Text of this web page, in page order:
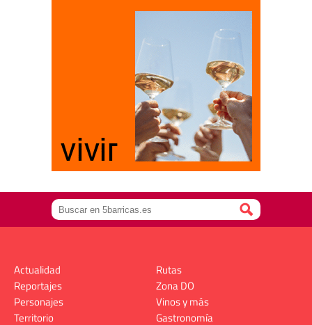
Actualidad
Reportajes
Personajes
Territorio
Rutas
Zona DO
Vinos y más
Gastronomía